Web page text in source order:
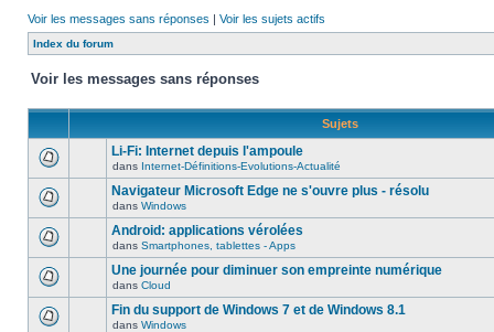
Voir les messages sans réponses | Voir les sujets actifs
Index du forum
Voir les messages sans réponses
Sujets
Li-Fi: Internet depuis l'ampoule
dans Internet-Définitions-Evolutions-Actualité
Navigateur Microsoft Edge ne s'ouvre plus - résolu
dans Windows
Android: applications vérolées
dans Smartphones, tablettes - Apps
Une journée pour diminuer son empreinte numérique
dans Cloud
Fin du support de Windows 7 et de Windows 8.1
dans Windows